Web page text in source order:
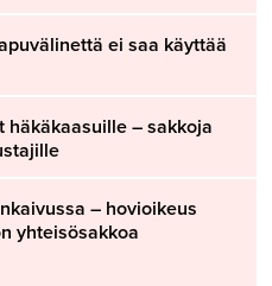
ei saa käyttää
häkäkaasuille – sakkoja
– hovioikeus
yhteisösakkoa